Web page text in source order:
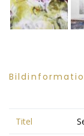
Titel